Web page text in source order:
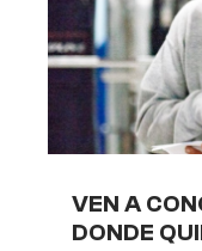
VEN A
DONDE